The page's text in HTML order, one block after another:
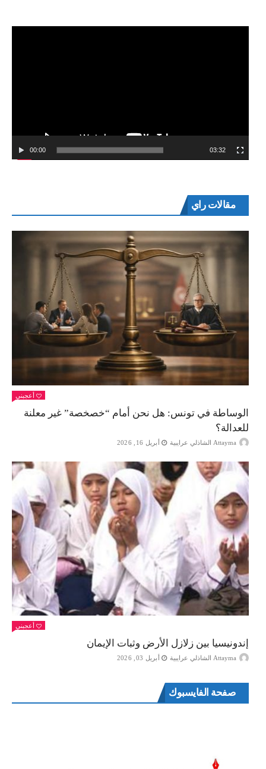
00:00 03:32
مقالات راي
أعجبني
الوساطة في تونس: هل نحن أمام “خصخصة” غير معلنة
للعدالة؟
Attayma الشاذلي عرايبية أبريل 16, 2026
أعجبني
إندونيسيا بين زلازل الأرض وثبات الإيمان
Attayma الشاذلي عرايبية أبريل 03, 2026
صفحة الفايسبوك